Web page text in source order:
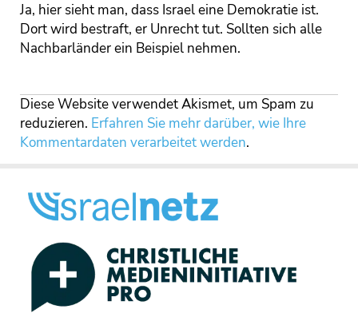
Ja, hier sieht man, dass Israel eine Demokratie ist.
Dort wird bestraft, er Unrecht tut. Sollten sich alle
Nachbarländer ein Beispiel nehmen.
Diese Website verwendet Akismet, um Spam zu
reduzieren. Erfahren Sie mehr darüber, wie Ihre
Kommentardaten verarbeitet werden.